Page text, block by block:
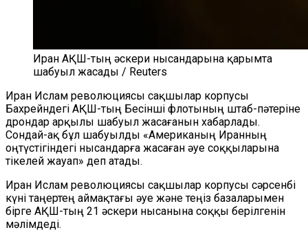
Иран АҚШ-тың әскери нысандарына қарымта
шабуыл жасады / Reuters
Иран Ислам революциясы сақшылар корпусы
Бахрейндегі АҚШ-тың Бесінші флотының штаб-пәтеріне
дрондар арқылы шабуыл жасағанын хабарлады.
Сондай-ақ бұл шабуылды «Американың Иранның
оңтүстігіндегі нысандарға жасаған әуе соққыларына
тікелей жауап» деп атады.
Иран Ислам революциясы сақшылар корпусы сәрсенбі
күні таңертең аймақтағы әуе және теңіз базаларымен
бірге АҚШ-тың 21 әскери нысанына соққы берілгенін
мәлімдеді.